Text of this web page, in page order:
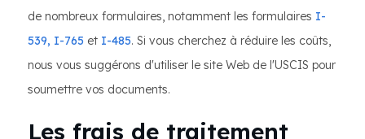
de nombreux formulaires, notamment les formulaires I-
539, I-765 et I-485. Si vous cherchez à réduire les coûts,
nous vous suggérons d'utiliser le site Web de l'USCIS pour
soumettre vos documents.
Les frais de traitement